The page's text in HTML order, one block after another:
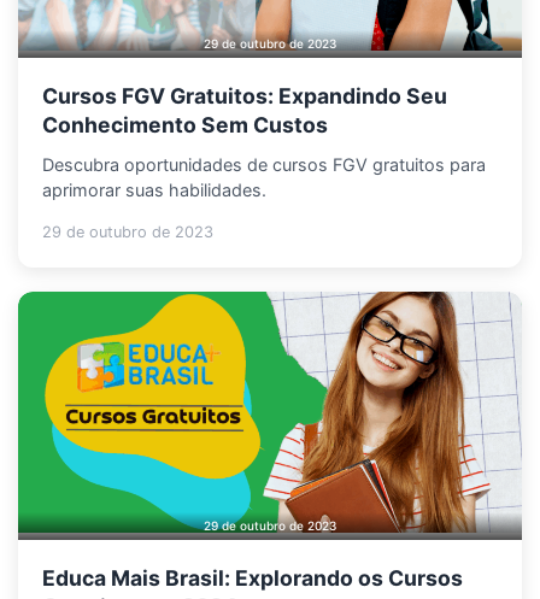
29 de outubro de 2023
Cursos FGV Gratuitos: Expandindo Seu
Conhecimento Sem Custos
Descubra oportunidades de cursos FGV gratuitos para
aprimorar suas habilidades.
29 de outubro de 2023
29 de outubro de 2023
Educa Mais Brasil: Explorando os Cursos